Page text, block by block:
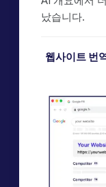
났습니다.
웹사이트 번